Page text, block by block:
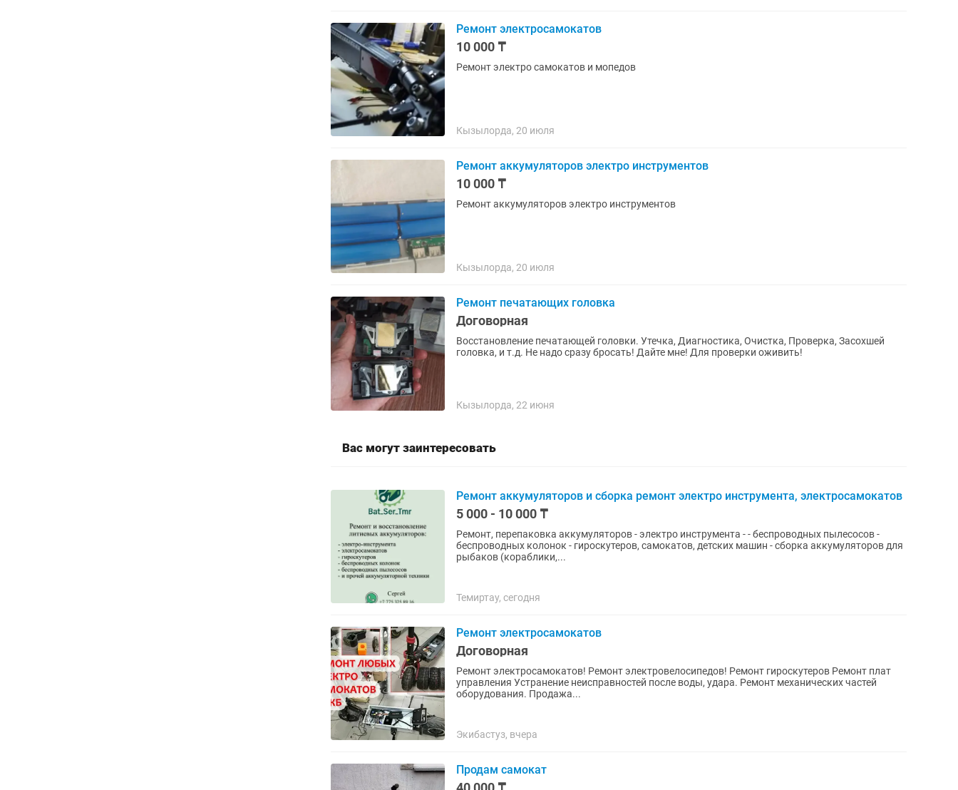
Ремонт электросамокатов
10 000 ₸
Ремонт электро самокатов и мопедов
Кызылорда, 20 июля
Ремонт аккумуляторов электро инструментов
10 000 ₸
Ремонт аккумуляторов электро инструментов
Кызылорда, 20 июля
Ремонт печатающих головка
Договорная
Восстановление печатающей головки. Утечка, Диагностика, Очистка, Проверка, Засохшей
головка, и т.д. Не надо сразу бросать! Дайте мне! Для проверки оживить!
Кызылорда, 22 июня
Вас могут заинтересовать
Ремонт аккумуляторов и сборка ремонт электро инструмента, электросамокатов
5 000 - 10 000 ₸
Ремонт, перепаковка аккумуляторов - электро инструмента - - беспроводных пылесосов -
беспроводных колонок - гироскутеров, самокатов, детских машин - сборка аккумуляторов для
рыбаков (кораблики,...
Темиртау, сегодня
Ремонт электросамокатов
Договорная
Ремонт электросамокатов! Ремонт электровелосипедов! Ремонт гироскутеров Ремонт плат
управления Устранение неисправностей после воды, удара. Ремонт механических частей
оборудования. Продажа...
Экибастуз, вчера
Продам самокат